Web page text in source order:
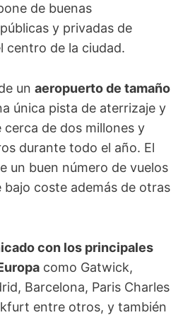
de buenas
y privadas de
centro de la ciudad.
un aeropuerto de tamaño
única pista de aterrizaje y
cerca de dos millones y
durante todo el año. El
un buen número de vuelos
bajo coste además de otras
con los principales
como Gatwick,
Barcelona, Paris Charles
entre otros, y también